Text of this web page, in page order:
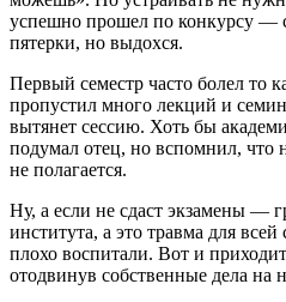
успешно прошел по конкурсу —
пятерки, но выдохся.
Первый семестр часто болел то
пропустил много лекций и
вытянет сессию. Хоть бы
подумал отец, но вспомнил, что
не полагается.
Ну, а если не сдаст экзамены —
института, а это травма для
плохо воспитали. Вот и
отодвинув собственные дела на